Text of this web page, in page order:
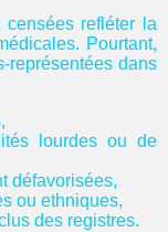
refléter la
Pourtant,
représentées dans
lourdes ou de
défavorisées,
ou ethniques,
des registres.